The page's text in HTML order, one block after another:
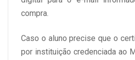
compra.
Caso o aluno precise que o
por instituição credenciada ao